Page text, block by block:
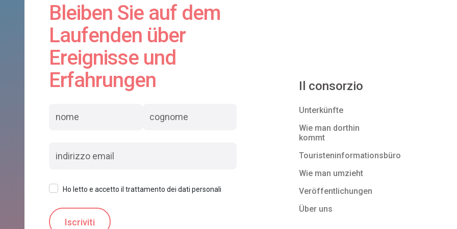
Bleiben Sie auf dem
Laufenden über
Ereignisse und
Erfahrungen
Ho letto e accetto il trattamento dei dati personali
Il consorzio
Unterkünfte
Wie man dorthin
kommt
Touristeninformationsbüro
Wie man umzieht
Veröffentlichungen
Über uns